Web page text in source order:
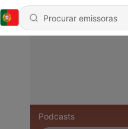
Podcasts